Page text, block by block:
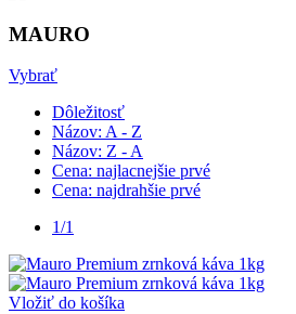
MAURO
Vybrať
Dôležitosť
Názov: A - Z
Názov: Z - A
Cena: najlacnejšie prvé
Cena: najdrahšie prvé
1/1
Vložiť do košíka